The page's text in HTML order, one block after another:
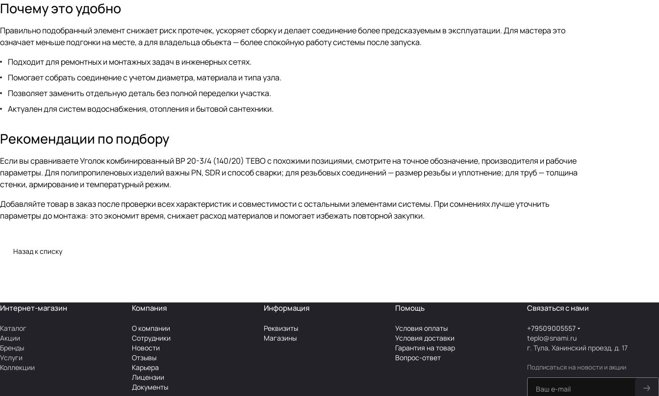
Почему это удобно
Правильно подобранный элемент снижает риск протечек, ускоряет сборку и делает соединение более предсказуемым в эксплуатации. Для мастера это
означает меньше подгонки на месте, а для владельца объекта — более спокойную работу системы после запуска.
Подходит для ремонтных и монтажных задач в инженерных сетях.
Помогает собрать соединение с учетом диаметра, материала и типа узла.
Позволяет заменить отдельную деталь без полной переделки участка.
Актуален для систем водоснабжения, отопления и бытовой сантехники.
Рекомендации по подбору
Если вы сравниваете Уголок комбинированный ВР 20-3/4 (140/20) TEBO с похожими позициями, смотрите на точное обозначение, производителя и рабочие
параметры. Для полипропиленовых изделий важны PN, SDR и способ сварки; для резьбовых соединений — размер резьбы и уплотнение; для труб — толщина
стенки, армирование и температурный режим.
Добавляйте товар в заказ после проверки всех характеристик и совместимости с остальными элементами системы. При сомнениях лучше уточнить
параметры до монтажа: это экономит время, снижает расход материалов и помогает избежать повторной закупки.
Назад к списку
Интернет-магазин
Каталог
Акции
Бренды
Услуги
Коллекции
Компания
О компании
Сотрудники
Новости
Отзывы
Карьера
Лицензии
Документы
Информация
Реквизиты
Магазины
Помощь
Условия оплаты
Условия доставки
Гарантия на товар
Вопрос-ответ
Связаться с нами
+79509005557
teplo@snami.ru
г. Тула, Ханинский проезд, д. 17
Подписаться на новости и акции